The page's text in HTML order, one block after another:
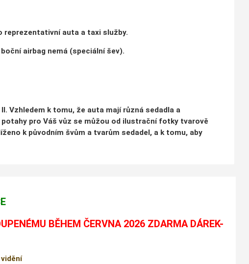
reprezentativní auta a taxi služby.
airbag nemá (speciální šev).
Vzhledem k tomu, že auta mají různá sedadla a
pro Váš vůz se můžou od ilustrační fotky tvarově
k původním švům a tvarům sedadel, a k tomu, aby
BĚHEM ČERVNA 2026 ZDARMA DÁREK-